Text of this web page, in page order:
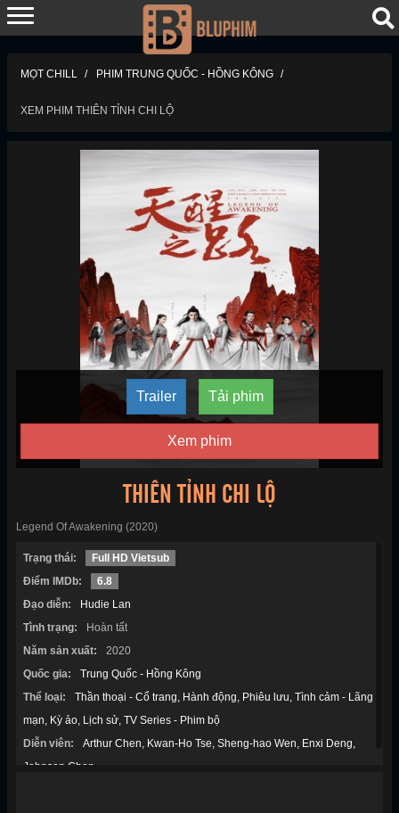
MỌT CHILL PHIM TRUNG QUỐC - HỒNG KÔNG
XEM PHIM THIÊN TỈNH CHI LỘ
Trailer Tải phim
Xem phim
THIÊN TỈNH CHI LỘ
Legend Of Awakening (2020)
Trạng thái:
Full HD Vietsub
Điểm IMDb:
6.8
Đạo diễn:
Hudie Lan
Tình trạng:
Hoàn tất
Năm sản xuất:
2020
Quốc gia:
Trung Quốc - Hồng Kông
Thể loại:
Thần thoại - Cổ trang Hành động Phiêu lưu Tình cảm - Lãng
mạn
Kỳ ảo Lịch sử TV Series - Phim bộ
Diễn viên:
Arthur Chen Kwan-Ho Tse Sheng-hao Wen
Enxi Deng
Johnson Chen